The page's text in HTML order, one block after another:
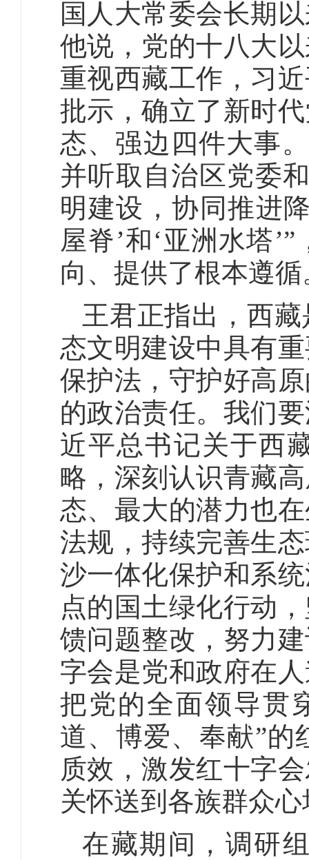
国人大常委会长期
他说，党的十八大
重视西藏工作，习
批示，确立了新时
态、强边四件大事
并听取自治区党委
明建设，协同推进
屋脊’和‘亚洲水塔
向、提供了根本遵循
王君正指出，西
态文明建设中具有
保护法，守护好高
的政治责任。我们
近平总书记关于西
略，深刻认识青藏
态、最大的潜力也
法规，持续完善生
沙一体化保护和系
点的国土绿化行动
馈问题整改，努力
字会是党和政府在
把党的全面领导贯
道、博爱、奉献”的
质效，激发红十字
关怀送到各族群众
在藏期间，调研